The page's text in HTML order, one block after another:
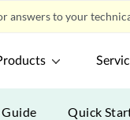
answers to your
Guide Quick